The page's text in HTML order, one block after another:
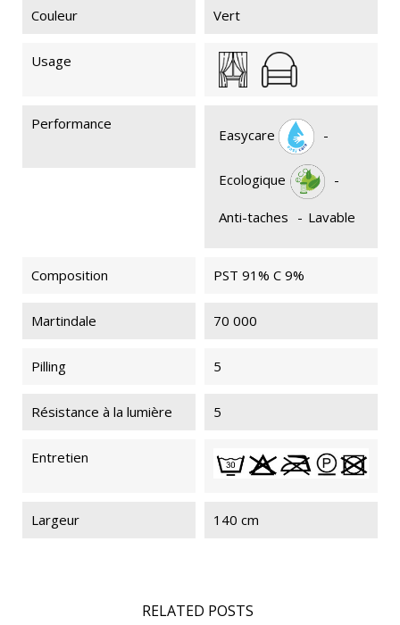
Couleur Vert
Usage
Performance
Easycare -
Ecologique -
Anti-taches - Lavable
Composition PST 91% C 9%
Martindale 70 000
Pilling 5
Résistance à la lumière 5
Entretien
Largeur 140 cm
RELATED POSTS